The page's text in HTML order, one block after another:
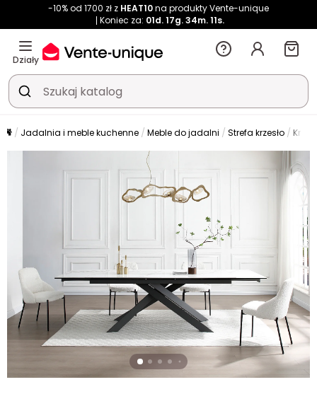
-10% od 1700 zł z HEAT10na produkty Vente-unique
Koniec za: 01d. 17g. 34m. 11s.
Działy
Jadalnia i meble kuchenne Meble do jadalni Strefa krzesło